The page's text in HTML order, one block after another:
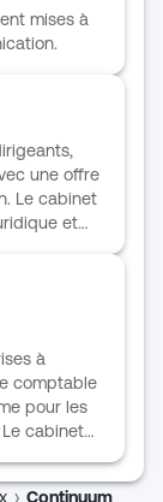
mises à
une offre
Le cabinet
et
à chaque
digitale
faire en
au service
à
comptable
pour les
cabinet
fiscalité et
› Continuum